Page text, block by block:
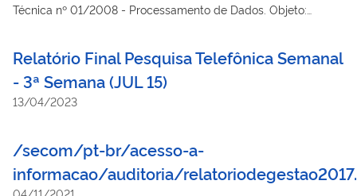
Técnica nº 01/2008 - Processamento de Dados. Objeto:
referentes ás veiculações publicitárias autorizadas pelas
agências de propaganda, por ordem e conta de anunciantes
do Poder Executivo Federal
Relatório Final Pesquisa Telefônica Semanal
- 3ª Semana (JUL 15)
13/04/2023
/secom/pt-br/acesso-a-
informacao/auditoria/